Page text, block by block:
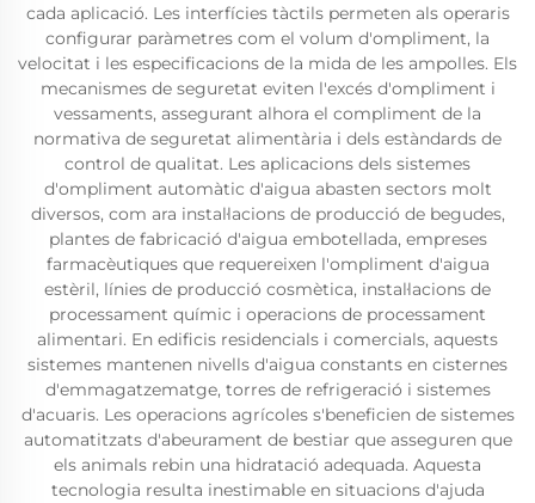
cada aplicació. Les interfícies tàctils permeten als operaris
configurar paràmetres com el volum d'ompliment, la
velocitat i les especificacions de la mida de les ampolles. Els
mecanismes de seguretat eviten l'excés d'ompliment i
vessaments, assegurant alhora el compliment de la
normativa de seguretat alimentària i dels estàndards de
control de qualitat. Les aplicacions dels sistemes
d'ompliment automàtic d'aigua abasten sectors molt
diversos, com ara instal·lacions de producció de begudes,
plantes de fabricació d'aigua embotellada, empreses
farmacèutiques que requereixen l'ompliment d'aigua
estèril, línies de producció cosmètica, instal·lacions de
processament químic i operacions de processament
alimentari. En edificis residencials i comercials, aquests
sistemes mantenen nivells d'aigua constants en cisternes
d'emmagatzematge, torres de refrigeració i sistemes
d'acuaris. Les operacions agrícoles s'beneficien de sistemes
automatitzats d'abeurament de bestiar que asseguren que
els animals rebin una hidratació adequada. Aquesta
tecnologia resulta inestimable en situacions d'ajuda